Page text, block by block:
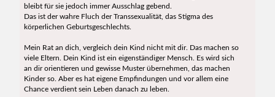
bleibt für sie jedoch immer Ausschlag gebend.
Das ist der wahre Fluch der Transsexualität, das Stigma des
körperlichen Geburtsgeschlechts.
Mein Rat an dich, vergleich dein Kind nicht mit dir. Das machen so
viele Eltern. Dein Kind ist ein eigenständiger Mensch. Es wird sich
an dir orientieren und gewisse Muster übernehmen, das machen
Kinder so. Aber es hat eigene Empfindungen und vor allem eine
Chance verdient sein Leben danach zu leben.